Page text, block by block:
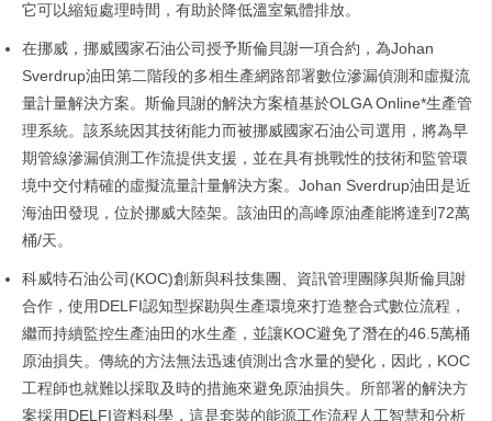
它可以縮短處理時間，有助於降低溫室氣體排放。
在挪威，挪威國家石油公司授予斯倫貝謝一項合約，為Johan
Sverdrup油田第二階段的多相生產網路部署數位滲漏偵測和虛擬流
量計量解決方案。斯倫貝謝的解決方案植基於OLGA Online*生產管
理系統。該系統因其技術能力而被挪威國家石油公司選用，將為早
期管線滲漏偵測工作流提供支援，並在具有挑戰性的技術和監管環
境中交付精確的虛擬流量計量解決方案。Johan Sverdrup油田是近
海油田發現，位於挪威大陸架。該油田的高峰原油產能將達到72萬
桶/天。
科威特石油公司(KOC)創新與科技集團、資訊管理團隊與斯倫貝謝
合作，使用DELFI認知型探勘與生產環境來打造整合式數位流程，
繼而持續監控生產油田的水生產，並讓KOC避免了潛在的46.5萬桶
原油損失。傳統的方法無法迅速偵測出含水量的變化，因此，KOC
工程師也就難以採取及時的措施來避免原油損失。所部署的解決方
案採用DELFI資料科學，這是套裝的能源工作流程人工智慧和分析